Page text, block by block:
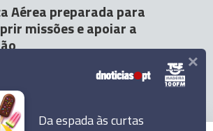
Aérea preparada para
missões e apoiar a
14 Mar 10:41
Da espada às curtas
×